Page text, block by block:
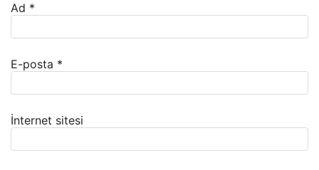
Ad *
E-posta *
İnternet sitesi